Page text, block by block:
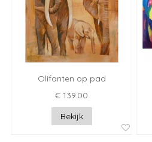
Olifanten op pad
€ 139.00
Bekijk